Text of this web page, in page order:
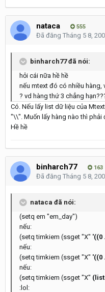
nataca 555
Đã đăng Tháng 5 8,
binharch77 đã nói:
hỏi cái nữa hề hề
nếu mtext đó có nhiều
? vd hàng thứ 3 chẳng
Có. Nếu lấy list dữ liệu của
"\\". Muốn lấy hàng nào thì phải
Hề hề
binharch77 163
Đã đăng Tháng 5 8,
nataca đã nói:
(setq em "em_day")
nếu:
(setq timkiem (ssget "X" '((0
nếu:
(setq timkiem (ssget "X" '((0
nếu:
(setq timkiem (ssget "X" (list
:lol: